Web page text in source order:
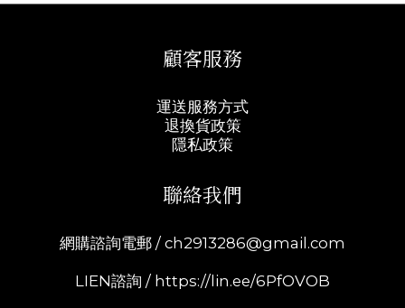
顧客服務
運送服務方式
退換貨政策
隱私政策
聯絡我們
網購諮詢電郵 / ch2913286@gmail.com
LIEN諮詢 / https://lin.ee/6PfOVOB